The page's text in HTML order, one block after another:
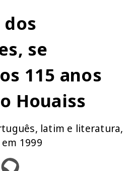
se
115 anos
Houaiss
latim e literatura,
1999